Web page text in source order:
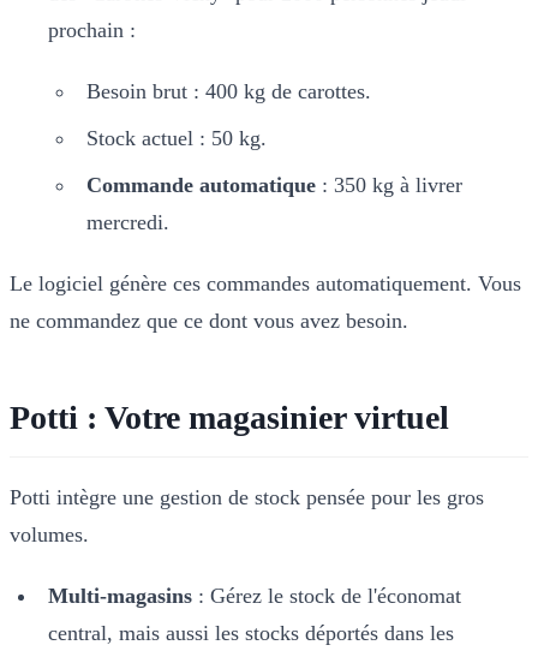
prochain :
Besoin brut : 400 kg de carottes.
Stock actuel : 50 kg.
Commande automatique : 350 kg à livrer
mercredi.
Le logiciel génère ces commandes automatiquement. Vous
ne commandez que ce dont vous avez besoin.
Potti : Votre magasinier virtuel
Potti intègre une gestion de stock pensée pour les gros
volumes.
Multi-magasins : Gérez le stock de l'économat
central, mais aussi les stocks déportés dans les